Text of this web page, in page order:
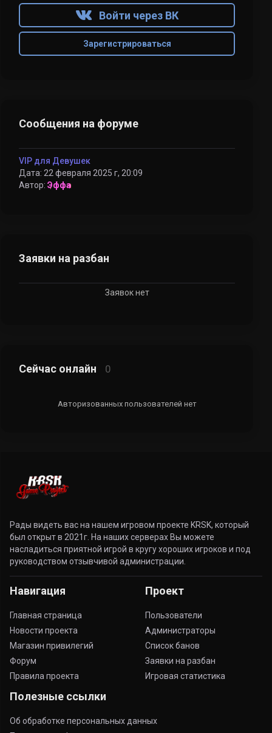
Войти через ВК
Зарегистрироваться
Сообщения на форуме
VIP для Девушек
Дата: 22 февраля 2025 г, 20:09
Автор: Эффа
Заявки на разбан
Заявок нет
Сейчас онлайн 0
Авторизованных пользователей нет
Рады видеть вас на нашем игровом проекте KRSK, который
был открыт в 2021г. На наших серверах Вы можете
насладиться приятной игрой в кругу хороших игроков и под
руководством отзывчивой администрации.
Навигация
Главная страница
Новости проекта
Магазин привилегий
Форум
Правила проекта
Проект
Пользователи
Администраторы
Список банов
Заявки на разбан
Игровая статистика
Полезные ссылки
Об обработке персональных данных